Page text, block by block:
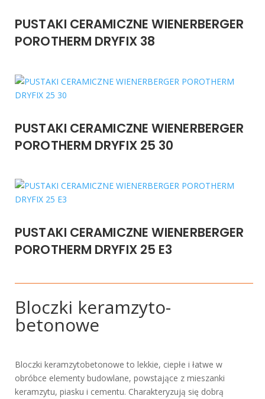
PUSTAKI CERAMICZNE WIENERBERGER
POROTHERM DRYFIX 38
PUSTAKI CERAMICZNE WIENERBERGER
POROTHERM DRYFIX 25 30
PUSTAKI CERAMICZNE WIENERBERGER
POROTHERM DRYFIX 25 E3
Bloczki keramzyto-
betonowe
Bloczki keramzytobetonowe to lekkie, ciepłe i łatwe w
obróbce elementy budowlane, powstające z mieszanki
keramzytu, piasku i cementu. Charakteryzują się dobrą